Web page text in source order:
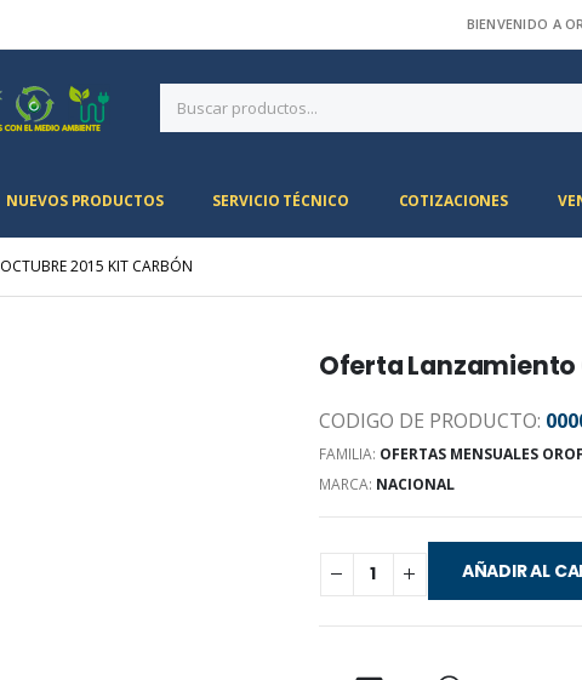
BIENVENIDO A
NUEVOS PRODUCTOS SERVICIO TÉCNICO COTIZACIONES
2015 KIT CARBÓN
Oferta Lanzamiento
CODIGO DE PRODUCTO:
FAMILIA: OFERTAS MENSUALES
MARCA: NACIONAL
AÑADIR AL